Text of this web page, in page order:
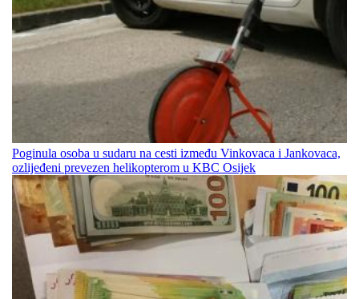
Poginula osoba u sudaru na cesti između Vinkovaca i Jankovaca,
ozlijeđeni prevezen helikopterom u KBC Osijek